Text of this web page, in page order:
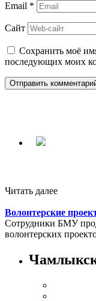
Email *
Сайт
Сохранить моё
последующих моих
Читать далее
Волонтерские
Сотрудники БМУ
волонтерских